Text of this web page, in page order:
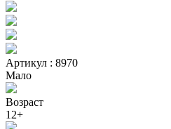
Артикул : 8970
Мало
Возраст
12+